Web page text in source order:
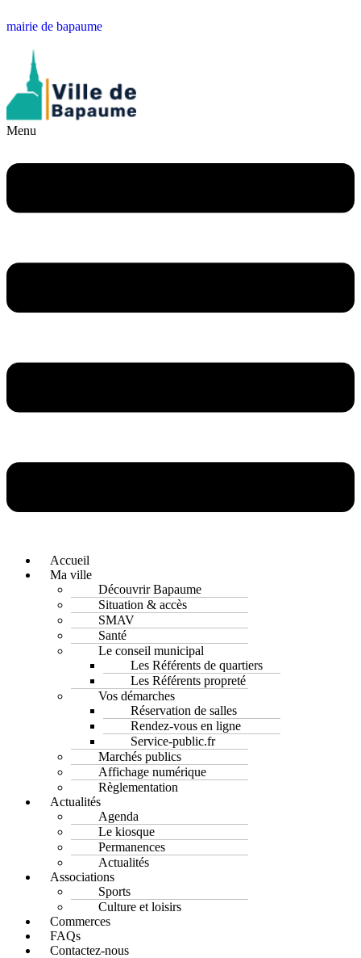
mairie de bapaume
Menu
Accueil
Ma ville
Découvrir Bapaume
Situation & accès
SMAV
Santé
Le conseil municipal
Les Référents de quartiers
Les Référents propreté
Vos démarches
Réservation de salles
Rendez-vous en ligne
Service-public.fr
Marchés publics
Affichage numérique
Règlementation
Actualités
Agenda
Le kiosque
Permanences
Actualités
Associations
Sports
Culture et loisirs
Commerces
FAQs
Contactez-nous